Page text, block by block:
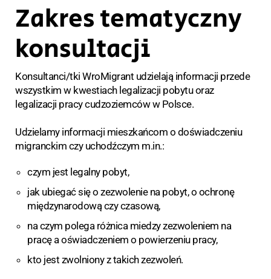
Zakres tematyczny
konsultacji
Konsultanci/tki WroMigrant udzielają informacji przede
wszystkim w kwestiach legalizacji pobytu oraz
legalizacji pracy cudzoziemców w Polsce.
Udzielamy informacji mieszkańcom o doświadczeniu
migranckim czy uchodźczym m.in.:
czym jest legalny pobyt,
jak ubiegać się o zezwolenie na pobyt, o ochronę
międzynarodową czy czasową,
na czym polega różnica miedzy zezwoleniem na
pracę a oświadczeniem o powierzeniu pracy,
kto jest zwolniony z takich zezwoleń.